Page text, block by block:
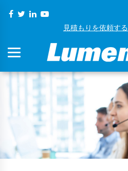
見積もりを依頼する